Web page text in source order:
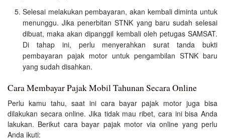
Selesai melakukan pembayaran, akan kembali diminta untuk
menunggu. Jika penerbitan STNK yang baru sudah selesai
dibuat, maka akan dipanggil kembali oleh petugas SAMSAT.
Di tahap ini, perlu menyerahkan surat tanda bukti
pembayaran pajak motor untuk pengambilan STNK baru
yang sudah disahkan.
Cara Membayar Pajak Mobil Tahunan Secara Online
Perlu kamu tahu, saat ini cara bayar pajak motor juga bisa
dilakukan secara online. Jika tidak mau ribet, cara ini bisa Anda
lakukan. Berikut cara bayar pajak motor via online yang perlu
Anda ikuti: